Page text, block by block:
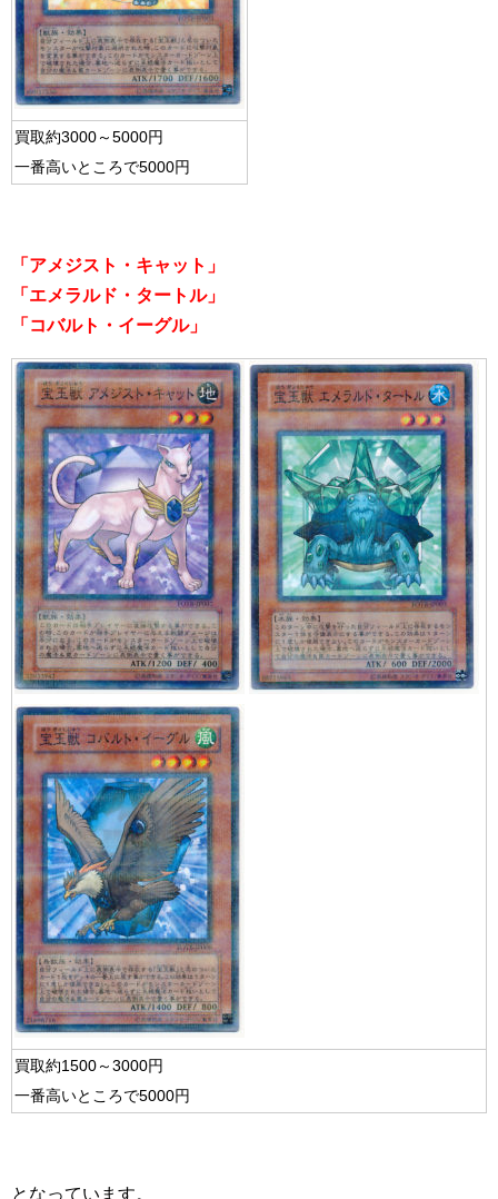
買取約3000～5000円
一番高いところで5000円
「アメジスト・キャット」
「エメラルド・タートル」
「コバルト・イーグル」
買取約1500～3000円
一番高いところで5000円
となっています。